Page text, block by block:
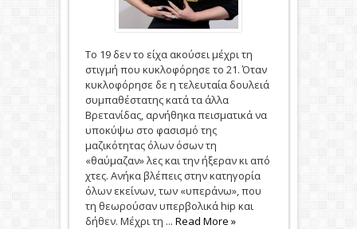
Το 19 δεν το είχα ακούσει μέχρι τη
στιγμή που κυκλοφόρησε το 21. Όταν
κυκλοφόρησε δε η τελευταία δουλειά
συμπαθέστατης κατά τα άλλα
Βρετανίδας, αρνήθηκα πεισματικά να
υποκύψω στο φασισμό της
μαζικότητας όλων όσων τη
«θαύμαζαν» λες και την ήξεραν κι από
χτες. Ανήκα βλέπεις στην κατηγορία
όλων εκείνων, των «υπεράνω», που
τη θεωρούσαν υπερβολικά hip και
δήθεν. Μέχρι τη ... Read More »